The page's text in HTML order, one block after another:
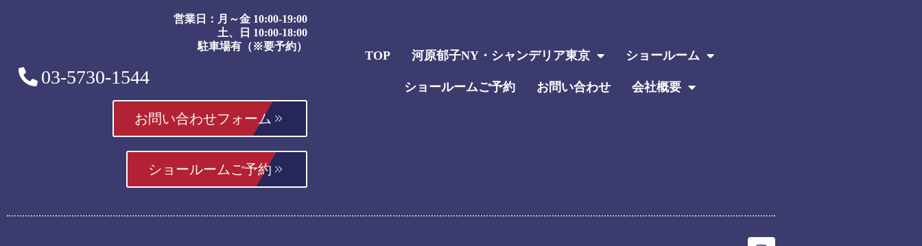
営業日：月～金 10:00-19:00
土、日 10:00-18:00
駐車場有（※要予約）
03-5730-1544
お問い合わせフォーム
ショールームご予約
TOP 河原郁子NY・シャンデリア東京 ショールーム
ショールームご予約 お問い合わせ 会社概要